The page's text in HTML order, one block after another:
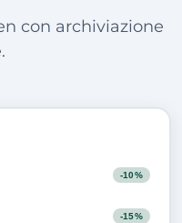
con archiviazione
-10%
-15%